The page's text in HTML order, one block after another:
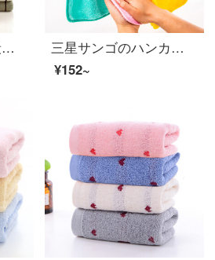
斜め月三星純綿三段バスタオル大人カップル用バスタオルに身巾を巻いて快適で柔らかい70*140 cmカレー色のバスタオル三段
三星サンゴのハンカチを拭いてください。台所に掛けた漫画は手布を拭いてください。吸水タオルは三条に入れてください。
¥152~